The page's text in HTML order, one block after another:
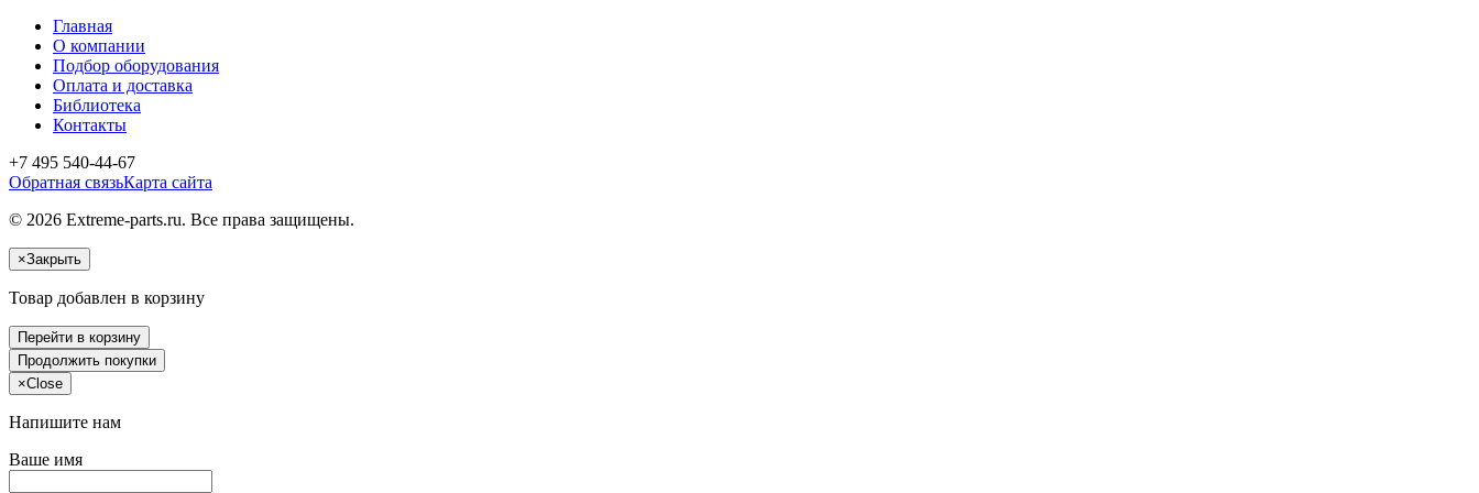
Главная
О компании
Подбор оборудования
Оплата и доставка
Библиотека
Контакты
+7 495 540-44-67
Обратная связьКарта сайта
© 2026 Extreme-parts.ru. Все права защищены.
×Закрыть
Товар добавлен в корзину
Перейти в корзину
Продолжить покупки
×Close
Напишите нам
Ваше имя